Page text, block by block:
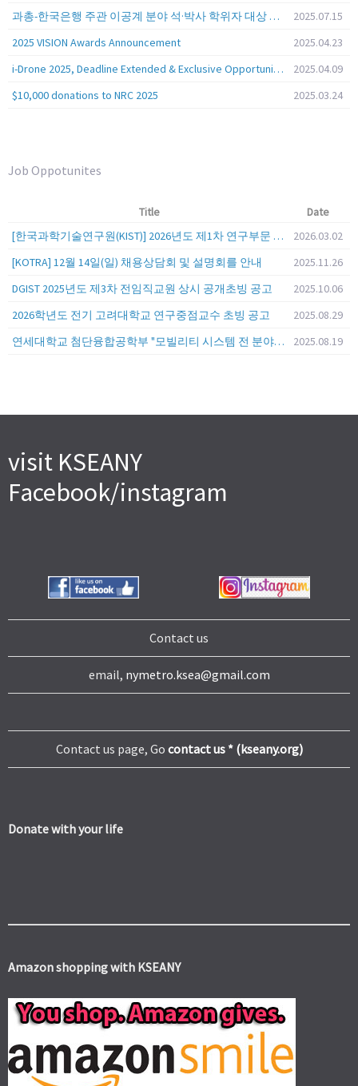
과총-한국은행 주관 이공계 분야 석·박사 학위자 대상 서베이
2025.07.15
2025 VISION Awards Announcement
2025.04.23
i-Drone 2025, Deadline Extended & Exclusive Opportunity to Travel to Korea!
2025.04.09
$10,000 donations to NRC 2025
2025.03.24
Job Oppotunites
Title
Date
[한국과학기술연구원(KIST)] 2026년도 제1차 연구부문 공개채용 안내
2026.03.02
[KOTRA] 12월 14일(일) 채용상담회 및 설명회를 안내
2025.11.26
DGIST 2025년도 제3차 전임직교원 상시 공개초빙 공고
2025.10.06
2026학년도 전기 고려대학교 연구중점교수 초빙 공고
2025.08.29
연세대학교 첨단융합공학부 "모빌리티 시스템 전 분야" 전임교원 특별채용 (2026년 9월 1일자 임용 예정)
2025.08.19
visit KSEANY
Facebook/instagram
Contact us
email, nymetro.ksea@gmail.com
Contact us page, Go contact us * (kseany.org)
Donate with your life
Amazon shopping with KSEANY